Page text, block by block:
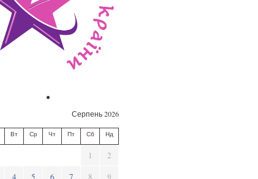
Серпень 2026
Вт Ср Чт Пт Сб Нд
1
2
4 5 6 7 8 9